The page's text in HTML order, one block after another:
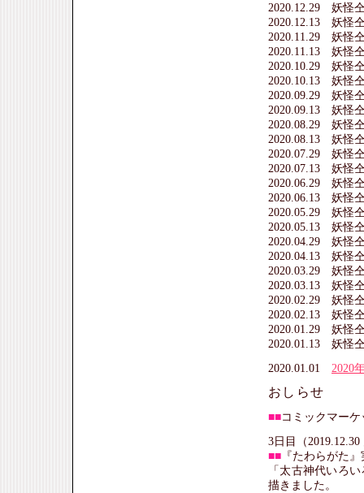
2020.12.29 妖
2020.12.13 妖
2020.11.29 妖
2020.11.13 妖
2020.10.29 妖
2020.10.13 妖
2020.09.29 妖
2020.09.13 妖
2020.08.29 妖
2020.08.13 妖
2020.07.29 妖
2020.07.13 妖
2020.06.29 妖
2020.06.13 妖
2020.05.29 妖
2020.05.13 妖
2020.04.29 妖
2020.04.13 妖
2020.03.29 妖
2020.03.13 妖
2020.02.29 妖
2020.02.13 妖
2020.01.29 妖
2020.01.13 妖
2020.01.01 2020
おしらせ
■■コミックマーケ
3日目（
■■ 『たわらがた
「太古神代いろ
描きました。